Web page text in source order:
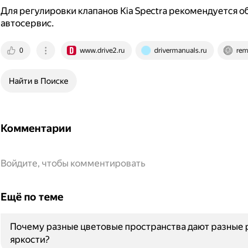
Для регулировки клапанов Kia Spectra рекомендуется
автосервис.
0 www.drive2.ru drivermanuals.ru
Найти в Поиске
Комментарии
Войдите, чтобы комментировать
Ещё по теме
Почему разные цветовые пространства дают разные
яркости?